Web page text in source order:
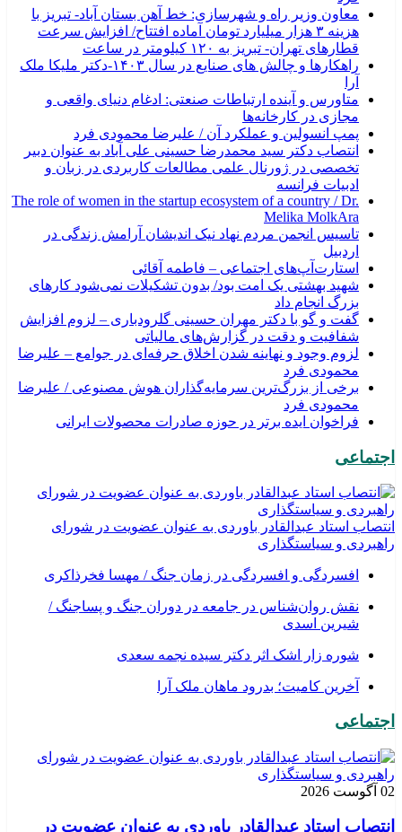
معاون وزیر راه و شهرسازی: خط آهن بستان آباد- تبریز با
هزینه ۳ هزار میلیارد تومان آماده افتتاح/ افزایش سرعت
قطارهای تهران- تبریز به ۱۲۰ کیلومتر در ساعت
راهکارها و چالش های صنایع در سال ۱۴۰۳-دکتر ملیکا ملک
آرا
متاورس و آینده ارتباطات صنعتی: ادغام دنیای واقعی و
مجازی در کارخانه‌ها
پمپ انسولین و عملکرد آن / علیرضا محمودی فرد
انتصاب دکتر سید محمدرضا حسینی علی آباد به عنوان دبیر
تخصصی در ژورنال علمی مطالعات کاربردی در زبان و
ادبیات فرانسه
The role of women in the startup ecosystem of a country / Dr.
Melika MolkAra
تاسیس انجمن مردم نهاد نیک اندیشان آرامش زندگی در
اردبیل
استارت‌آپ‌های اجتماعی – فاطمه آقائی
شهید بهشتی یک امت بود/ بدون تشکیلات نمی‌شود کارهای
بزرگ انجام داد
گفت و گو با دکتر مهران حسینی گلرودباری – لزوم افزایش
شفافیت و دقت در گزارش‌های مالیاتی
لزوم وجود و نهاینه شدن اخلاق حرفه‌ای در جوامع – علیرضا
محمودی فرد
برخی از بزرگ‌ترین سرمایه‌گذاران هوش مصنوعی / علیرضا
محمودی فرد
فراخوان ایده برتر در حوزه صادرات محصولات ایرانی
اجتماعی
انتصاب استاد عبدالقادر باوردی به عنوان عضویت در شورای
راهبردی و سیاستگذاری
افسردگی و افسردگی در زمان جنگ / مهسا فخرذاکری
نقش روان‌شناس در جامعه در دوران جنگ و پساجنگ /
شیرین اسدی
شوره زار اشک اثر دکتر سیده نجمه سعدی
​آخرین کامیت؛ بدرود ماهان ملک آرا
اجتماعی
02 آگوست 2026
انتصاب استاد عبدالقادر باوردی به عنوان عضویت در